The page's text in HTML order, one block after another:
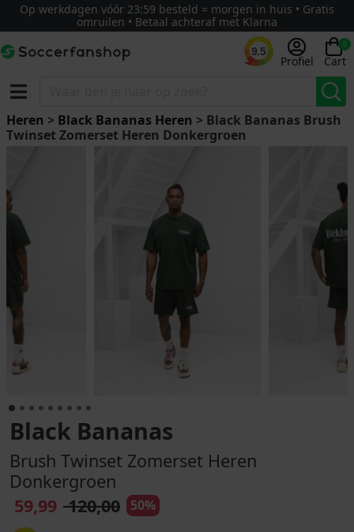
Op werkdagen vóór 23:59 besteld = morgen in huis • Gratis
omruilen • Betaal achteraf met Klarna
9.5
Profiel
0
Cart
Heren > Black Bananas Heren > Black Bananas Brush
Twinset Zomerset Heren Donkergroen
Black Bananas
Brush Twinset Zomerset Heren
Donkergroen
59,99 120,00 50%